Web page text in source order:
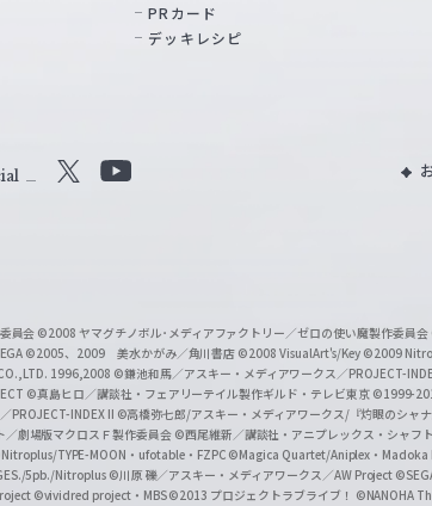
PRカード
デッキレシピ
Y
b
e
O
f
f
員会 ©2008 ヤマグチノボル･メディアファクトリー／ゼロの使い魔製作委員会
©2005、2009 美水かがみ／角川書店 ©2008 VisualArt's/Key ©2009
1996,2008 ©鎌池和馬／アスキー・メディアワークス／PROJECT-
©真島ヒロ／講談社・フェアリーテイル製作ギルド・テレビ東京 ©1999-
PROJECT-INDEX II ©高橋弥七郎/アスキー・メディアワークス/『灼眼のシャ
劇場版マクロスＦ製作委員会 ©西尾維新／講談社・アニプレックス・シャフト
TYPE-MOON・ufotable・FZPC ©Magica Quartet/Aniplex・Madoka
5pb./Nitroplus ©川原 礫／アスキー・メディアワークス／AW Project
©vividred project・MBS ©2013 プロジェクトラブライブ！ ©NANOHA